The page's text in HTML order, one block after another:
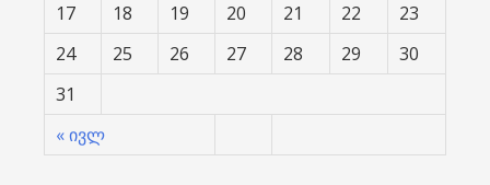
« ივლ
17
18 19 20 21 22
23
24
25 26 27 28 29
30
31